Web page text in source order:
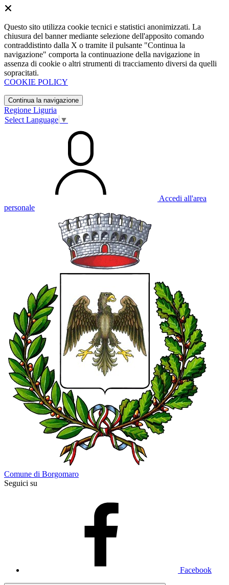
Questo sito utilizza cookie tecnici e statistici anonimizzati. La
chiusura del banner mediante selezione dell'apposito comando
contraddistinto dalla X o tramite il pulsante "Continua la
navigazione" comporta la continuazione della navigazione in
assenza di cookie o altri strumenti di tracciamento diversi da quelli
sopracitati.
COOKIE POLICY
Continua la navigazione
Regione Liguria
Select Language ▼
Accedi all'area
personale
Comune di Borgomaro
Seguici su
Facebook